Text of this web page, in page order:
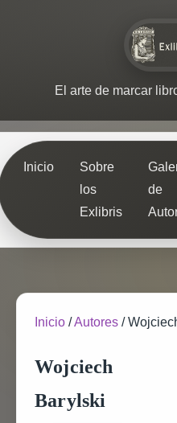
El arte de marcar
Inicio
Sobre
los
Exlibris
de
Inicio /Autores /
Wojciech
Barylski